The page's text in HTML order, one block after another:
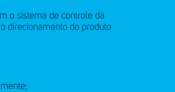
o sistema de controle da
direcionamento do produto